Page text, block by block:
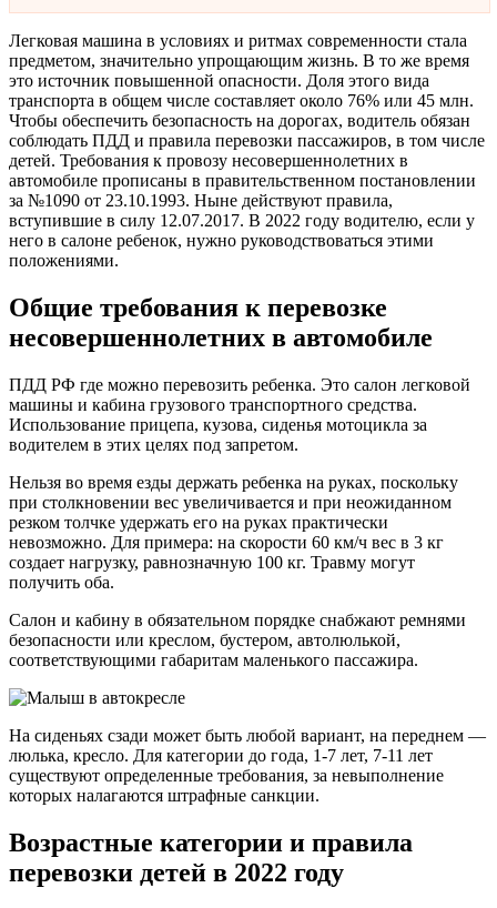
Легковая машина в условиях и ритмах современности стала
предметом, значительно упрощающим жизнь. В то же время
это источник повышенной опасности. Доля этого вида
транспорта в общем числе составляет около 76% или 45 млн.
Чтобы обеспечить безопасность на дорогах, водитель обязан
соблюдать ПДД и правила перевозки пассажиров, в том числе
детей. Требования к провозу несовершеннолетних в
автомобиле прописаны в правительственном постановлении
за №1090 от 23.10.1993. Ныне действуют правила,
вступившие в силу 12.07.2017. В 2022 году водителю, если у
него в салоне ребенок, нужно руководствоваться этими
положениями.
Общие требования к перевозке
несовершеннолетних в автомобиле
ПДД РФ где можно перевозить ребенка. Это салон легковой
машины и кабина грузового транспортного средства.
Использование прицепа, кузова, сиденья мотоцикла за
водителем в этих целях под запретом.
Нельзя во время езды держать ребенка на руках, поскольку
при столкновении вес увеличивается и при неожиданном
резком толчке удержать его на руках практически
невозможно. Для примера: на скорости 60 км/ч вес в 3 кг
создает нагрузку, равнозначную 100 кг. Травму могут
получить оба.
Салон и кабину в обязательном порядке снабжают ремнями
безопасности или креслом, бустером, автолюлькой,
соответствующими габаритам маленького пассажира.
На сиденьях сзади может быть любой вариант, на переднем —
люлька, кресло. Для категории до года, 1-7 лет, 7-11 лет
существуют определенные требования, за невыполнение
которых налагаются штрафные санкции.
Возрастные категории и правила
перевозки детей в 2022 году